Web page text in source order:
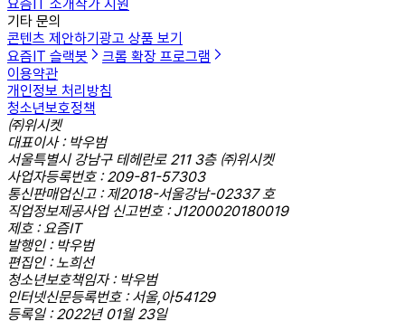
요즘IT 소개작가 지원
기타 문의
콘텐츠 제안하기광고 상품 보기
요즘IT 슬랙봇
크롬 확장 프로그램
이용약관
개인정보 처리방침
청소년보호정책
㈜위시켓
대표이사 : 박우범
서울특별시 강남구 테헤란로 211 3층 ㈜위시켓
사업자등록번호 : 209-81-57303
통신판매업신고 : 제2018-서울강남-02337 호
직업정보제공사업 신고번호 : J1200020180019
제호 : 요즘IT
발행인 : 박우범
편집인 : 노희선
청소년보호책임자 : 박우범
인터넷신문등록번호 : 서울,아54129
등록일 : 2022년 01월 23일